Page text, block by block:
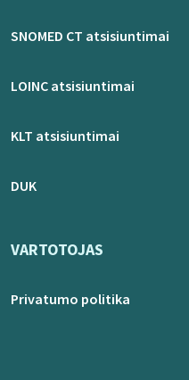
SNOMED CT atsisiuntimai
LOINC atsisiuntimai
KLT atsisiuntimai
DUK
VARTOTOJAS
Privatumo politika